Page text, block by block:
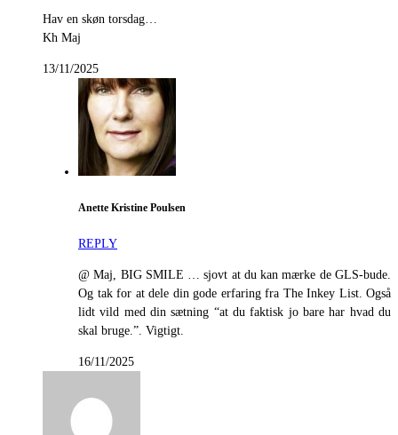
Hav en skøn torsdag…
Kh Maj
13/11/2025
Anette Kristine Poulsen
REPLY
@ Maj, BIG SMILE … sjovt at du kan mærke de GLS-bude.
Og tak for at dele din gode erfaring fra The Inkey List. Også
lidt vild med din sætning “at du faktisk jo bare har hvad du
skal bruge.”. Vigtigt.
16/11/2025